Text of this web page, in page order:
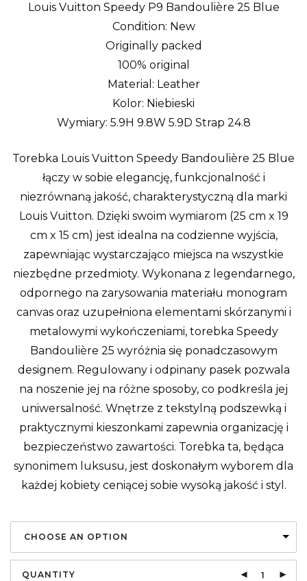
Louis Vuitton Speedy P9 Bandoulière 25 Blue
Condition: New
Originally packed
100% original
Material: Leather
Kolor: Niebieski
Wymiary: 5.9H 9.8W 5.9D Strap 24.8
Torebka Louis Vuitton Speedy Bandoulière 25 Blue
łączy w sobie elegancję, funkcjonalność i
niezrównaną jakość, charakterystyczną dla marki
Louis Vuitton. Dzięki swoim wymiarom (25 cm x 19
cm x 15 cm) jest idealna na codzienne wyjścia,
zapewniając wystarczająco miejsca na wszystkie
niezbędne przedmioty. Wykonana z legendarnego,
odpornego na zarysowania materiału monogram
canvas oraz uzupełniona elementami skórzanymi i
metalowymi wykończeniami, torebka Speedy
Bandoulière 25 wyróżnia się ponadczasowym
designem. Regulowany i odpinany pasek pozwala
na noszenie jej na różne sposoby, co podkreśla jej
uniwersalność. Wnętrze z tekstylną podszewką i
praktycznymi kieszonkami zapewnia organizację i
bezpieczeństwo zawartości. Torebka ta, będąca
synonimem luksusu, jest doskonałym wyborem dla
każdej kobiety ceniącej sobie wysoką jakość i styl.
CHOOSE AN OPTION
QUANTITY